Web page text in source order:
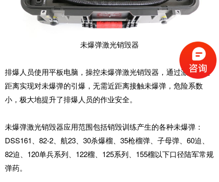
未爆弹激光销毁器
排爆人员使用平板电脑，操控未爆弹激光销毁器，通过激光在远
距离实现对未爆弹的引爆，无需近距离接触未爆弹，危险系数
小，极大地提升了排爆人员的作业安全。
未爆弹激光销毁器应用范围包括销毁训练产生的各种未爆弹：
DSS161
82-2 、航23 30杀爆榴、 35枪榴弹、子母弹、 60迫、
82迫、 120单兵系列、 122榴、 125系列、 155榴以下口径陆军常规
弹药。